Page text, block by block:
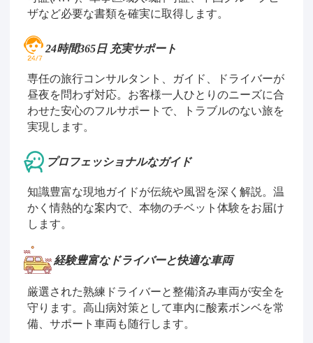
ザなど必要な書類を確実に取得します。
24時間365日 充実サポート
専任の旅行コンサルタント、ガイド、ドライバーが
昼夜を問わず対応。お客様一人ひとりのニーズに合
わせた安心のフルサポートで、トラブルのない旅を
実現します。
プロフェッショナルなガイド
知識豊富な現地ガイドが伝統や風習を深く解説。温
かく情熱的な案内で、本物のチベット体験をお届け
します。
経験豊富なドライバーと快適な車両
厳選された熟練ドライバーと整備済み車両が安全を
守ります。高山病対策として車内に酸素ボンベを常
備、サポート車両も随行します。